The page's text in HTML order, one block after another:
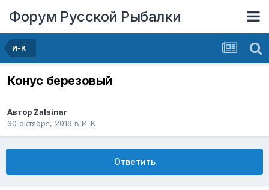
Форум Русской Рыбалки
И-К
Конус березовый
Автор Zalsinar
30 октября, 2019 в И-К
Ответить